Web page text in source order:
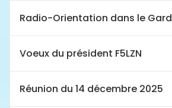
Radio-Orientation dans le Gard
Voeux du président F5LZN
Réunion du 14 décembre 2025